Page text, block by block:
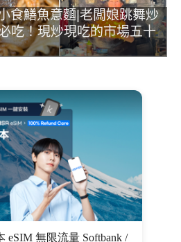
食鱔魚意麵|老闆娘跳舞炒
吃！現炒現吃的市場五十